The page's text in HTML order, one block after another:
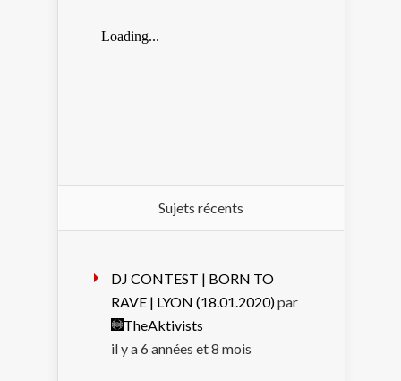
Sujets récents
DJ CONTEST | BORN TO
RAVE | LYON (18.01.2020)par
TheAktivists
il y a 6 années et 8 mois